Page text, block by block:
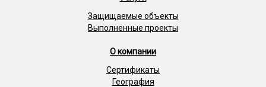
Защищаемые объекты
Выполненные проекты
О компании
Сертификаты
География